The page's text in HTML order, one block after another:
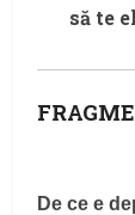
să te
De ce e